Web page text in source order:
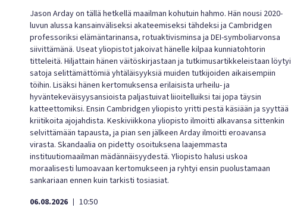
Jason Arday on tällä hetkellä maailman kohutuin hahmo. Hän nousi 2020-
luvun alussa kansainväliseksi akateemiseksi tähdeksi ja Cambridgen
professoriksi elämäntarinansa, rotuaktivisminsa ja DEI-symboliarvonsa
siivittämänä. Useat yliopistot jakoivat hänelle kilpaa kunniatohtorin
titteleitä. Hiljattain hänen väitöskirjastaan ja tutkimusartikkeleistaan löytyi
satoja selittämättömiä yhtäläisyyksiä muiden tutkijoiden aikaisempiin
töihin. Lisäksi hänen kertomuksensa erilaisista urheilu- ja
hyväntekeväisyysansioista paljastuivat liioitelluiksi tai jopa täysin
katteettomiksi. Ensin Cambridgen yliopisto yritti pestä käsiään ja syyttää
kriitikoita ajojahdista. Keskiviikkona yliopisto ilmoitti alkavansa sittenkin
selvittämään tapausta, ja pian sen jälkeen Arday ilmoitti eroavansa
virasta. Skandaalia on pidetty osoituksena laajemmasta
instituutiomaailman mädännäisyydestä. Yliopisto halusi uskoa
moraalisesti lumoavaan kertomukseen ja ryhtyi ensin puolustamaan
sankariaan ennen kuin tarkisti tosiasiat.
06.08.2026 | 10:50